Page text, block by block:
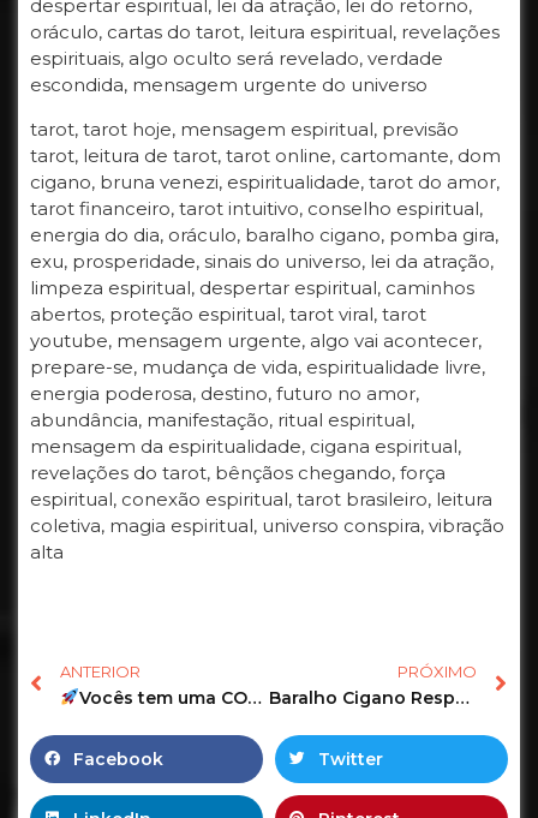
despertar espiritual, lei da atração, lei do retorno,
oráculo, cartas do tarot, leitura espiritual, revelações
espirituais, algo oculto será revelado, verdade
escondida, mensagem urgente do universo
tarot, tarot hoje, mensagem espiritual, previsão
tarot, leitura de tarot, tarot online, cartomante, dom
cigano, bruna venezi, espiritualidade, tarot do amor,
tarot financeiro, tarot intuitivo, conselho espiritual,
energia do dia, oráculo, baralho cigano, pomba gira,
exu, prosperidade, sinais do universo, lei da atração,
limpeza espiritual, despertar espiritual, caminhos
abertos, proteção espiritual, tarot viral, tarot
youtube, mensagem urgente, algo vai acontecer,
prepare-se, mudança de vida, espiritualidade livre,
energia poderosa, destino, futuro no amor,
abundância, manifestação, ritual espiritual,
mensagem da espiritualidade, cigana espiritual,
revelações do tarot, bênçãos chegando, força
espiritual, conexão espiritual, tarot brasileiro, leitura
coletiva, magia espiritual, universo conspira, vibração
alta
ANTERIOR
Vocês tem uma CONEXÃO ESPIRITUAL?
PRÓXIMO
Baralho Cigano Responde o Tarot Revela as Previsões de hoje! #tarot #tarotonline #taro #tarotreader
Facebook Twitter